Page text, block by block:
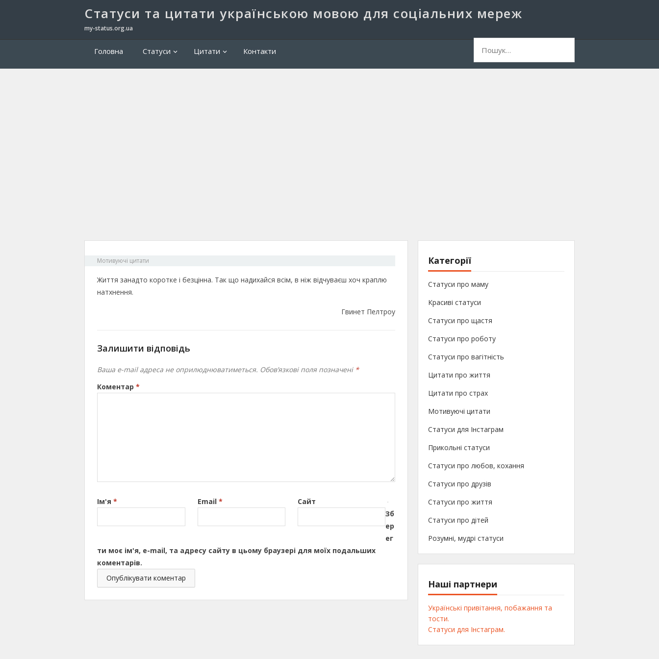
Cтатуси та цитати українською мовою для соціальних мереж
my-status.org.ua
Головна Статуси Цитати Контакти
Мотивуючі цитати
Життя занадто коротке і безцінна. Так що надихайся всім, в ніж відчуваєш хоч краплю
натхнення.
Гвинет Пелтроу
Залишити відповідь
Ваша e-mail адреса не оприлюднюватиметься. Обов’язкові поля позначені *
Коментар *
Ім'я * Email *
Сайт
Зб
ер
ег
ти моє ім'я, e-mail, та адресу сайту в цьому браузері для моїх подальших
коментарів.
Категорії
Статуси про маму
Красиві статуси
Статуси про щастя
Статуси про роботу
Статуси про вагітність
Цитати про життя
Цитати про страх
Мотивуючі цитати
Статуси для Інстаграм
Прикольні статуси
Статуси про любов, кохання
Статуси про друзів
Статуси про життя
Статуси про дітей
Розумні, мудрі статуси
Наші партнери
Українські привітання, побажання та
тости.
Статуси для Інстаграм.